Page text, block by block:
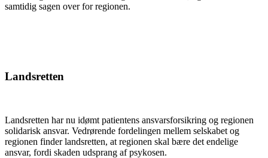
samtidig sagen over for regionen.
Landsretten
Landsretten har nu idømt patientens ansvarsforsikring og regionen
solidarisk ansvar. Vedrørende fordelingen mellem selskabet og
regionen finder landsretten, at regionen skal bære det endelige
ansvar, fordi skaden udsprang af psykosen.